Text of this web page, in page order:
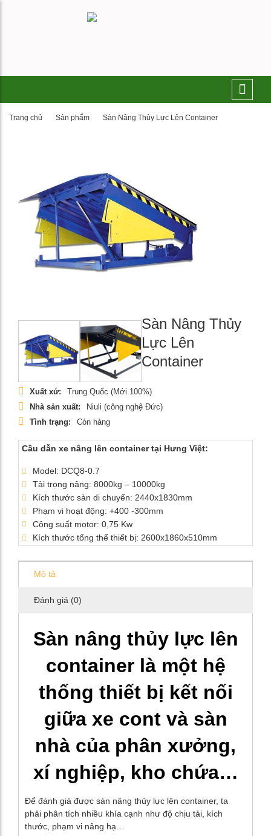
Trang chủ Sản phẩm Sàn Nâng Thủy Lực Lên Container
Sàn Nâng Thủy
Lực Lên
Container
Xuất xứ:
Trung Quốc (Mới 100%)
Nhà sản xuất:
Niuli (công nghệ Đức)
Tình trạng:
Còn hàng
Cầu dẫn xe nâng lên container tại Hưng Việt:
Model: DCQ8-0.7
Tải trọng nâng: 8000kg – 10000kg
Kích thước sàn di chuyển: 2440x1830mm
Phạm vi hoạt động: +400 -300mm
Công suất motor: 0,75 Kw
Kích thước tổng thể thiết bị: 2600x1860x510mm
Mô tả
Đánh giá (0)
Sàn nâng thủy lực lên
container là một hệ
thống thiết bị kết nối
giữa xe cont và sàn
nhà của phân xưởng,
xí nghiệp, kho chứa…
Để đánh giá được sàn nâng thủy lực lên container, ta
phải phân tích nhiều khía cạnh như độ chịu tải, kích
thước, phạm vi nâng hạ…